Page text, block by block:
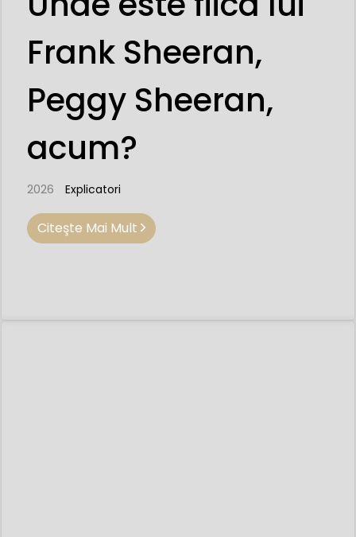
Frank Sheeran,
Peggy Sheeran,
acum?
2026 Explicatori
Citeşte Mai Mult